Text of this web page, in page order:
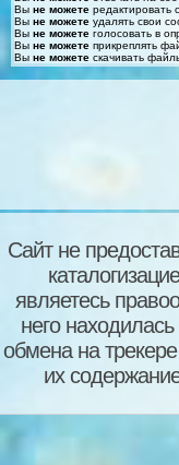
Вы не можете редактировать
Вы не можете удалять свои
Вы не можете голосовать в
Вы не можете прикреплять
Вы не можете скачивать
Сайт не
являетесь
него
обмена на
их